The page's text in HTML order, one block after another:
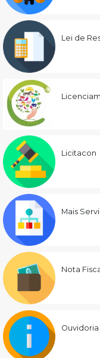
Lei de
Licitacon
Mais
Nota
Ouvidoria